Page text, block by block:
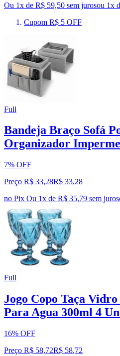
Ou 1x de R$ 59,50 sem jurosou 1x
Cupom R$ 5 OFF
Full
Bandeja Braço Sofá
Organizador
7% OFF
Preço R$ 33,28R$ 33,28
no Pix Ou 1x de R$ 35,79 sem juros
Full
Jogo Copo Taça
Para Agua 300ml 4
16% OFF
Preço R$ 58,72R$ 58,72